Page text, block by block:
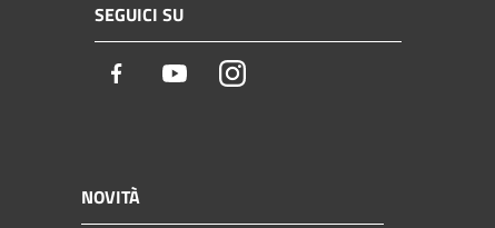
SEGUICI SU
Facebook YoutubeInstagram
NOVITÀ